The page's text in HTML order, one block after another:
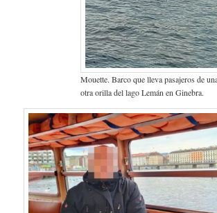
Mouette. Barco que lleva pasajeros de
otra orilla del lago Lemán en Ginebra.